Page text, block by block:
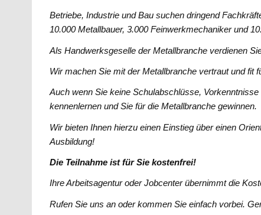
Betriebe, Industrie und Bau suchen dringend
10.000 Metallbauer, 3.000 Feinwerkmechaniker und
Als Handwerksgeselle der Metallbranche verdienen
Wir machen Sie mit der Metallbranche vertraut und fit
Auch wenn Sie keine Schulabschlüsse,
kennenlernen und Sie für die Metallbranche gewinnen.
Wir bieten Ihnen hierzu einen Einstieg über einen
Ausbildung!
Die Teilnahme ist für Sie kostenfrei!
Ihre Arbeitsagentur oder Jobcenter übernimmt die
Rufen Sie uns an oder kommen Sie einfach vorbei.